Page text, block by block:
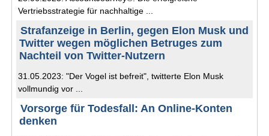
Vertriebsstrategie für nachhaltige ...
Strafanzeige in Berlin, gegen Elon Musk und
Twitter wegen möglichen Betruges zum
Nachteil von Twitter-Nutzern
31.05.2023: "Der Vogel ist befreit", twitterte Elon Musk
vollmundig vor ...
Vorsorge für Todesfall: An Online-Konten
denken